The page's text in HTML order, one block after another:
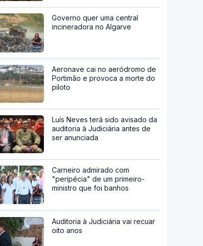
Governo quer uma central
incineradora no Algarve
Aeronave cai no aeródromo de
Portimão e provoca a morte do
piloto
Luís Neves terá sido avisado da
auditoria à Judiciária antes de
ser anunciada
Carneiro admirado com
"peripécia" de um primeiro-
ministro que foi banhos
Auditoria à Judiciária vai recuar
oito anos